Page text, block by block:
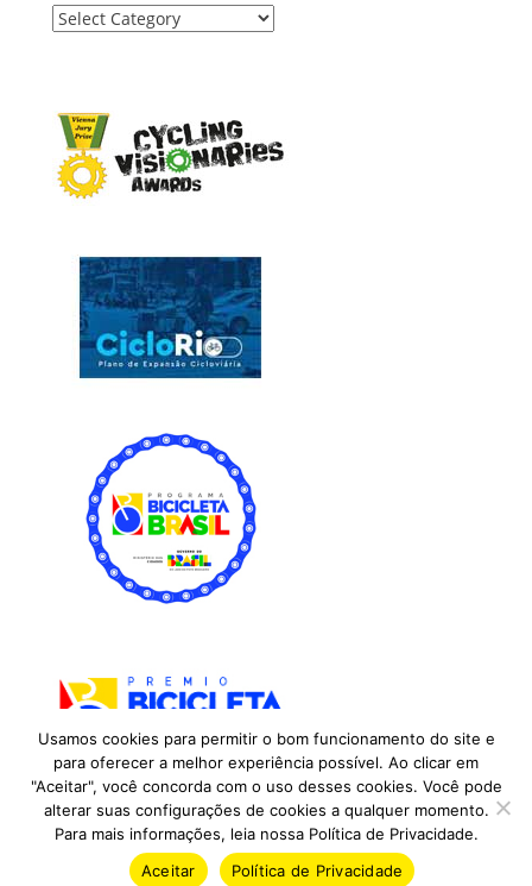
Categories
Copyright © 2026Transporte Ativo . All Rights Reserved.
Full Frame byCatch Themes
Usamos cookies para permitir o bom funcionamento do site e
para oferecer a melhor experiência possível. Ao clicar em
"Aceitar", você concorda com o uso desses cookies. Você pode
alterar suas configurações de cookies a qualquer momento.
Para mais informações, leia nossa Política de Privacidade.
Aceitar
Política de Privacidade